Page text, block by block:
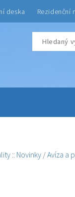
deska Rezidenční
:: Novinky /Avíza a